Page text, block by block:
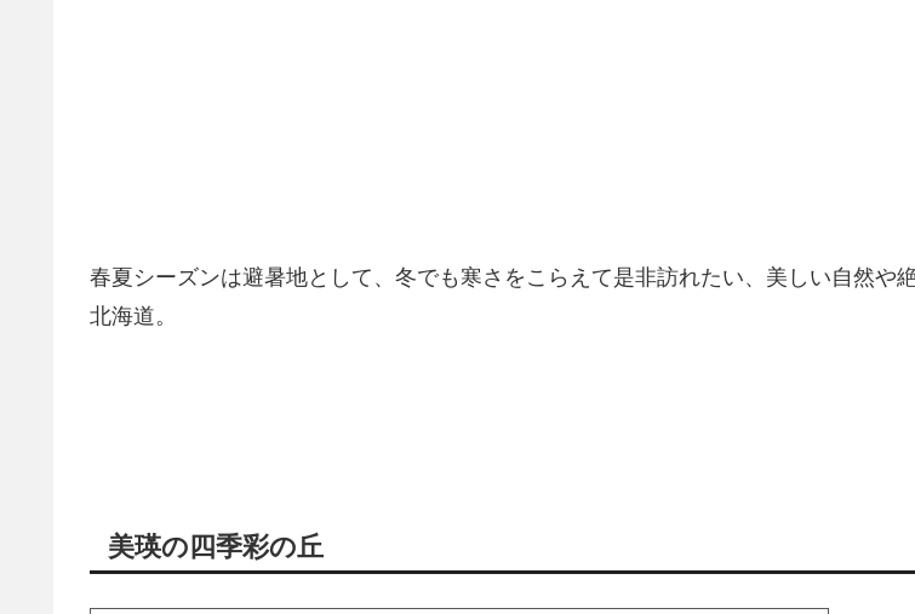
春夏シーズンは避暑地として、冬でも寒さをこらえて是非訪れたい、美しい自然や
北海道。
美瑛の四季彩の丘